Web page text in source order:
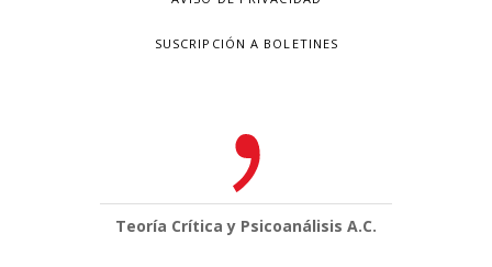
SUSCRIPCIÓN A BOLETINES
Teoría Crítica y Psicoanálisis A.C.